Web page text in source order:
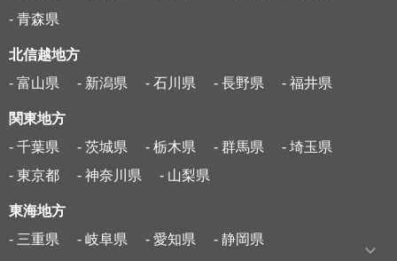
- 青森県
北信越地方
- 富山県
- 新潟県 - 石川県 - 長野県 - 福井県
関東地方
- 千葉県
- 茨城県 - 栃木県 - 群馬県
- 埼玉県
- 東京都
- 神奈川県 - 山梨県
東海地方
- 三重県
- 岐阜県 - 愛知県 - 静岡県